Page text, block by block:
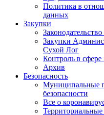
Политика в
данных
Закупки
Закупки
Сухой Лог
Контроль в сфере
Архив
Безопасность
Муниципальные
безопасности
Все о
Территориальные